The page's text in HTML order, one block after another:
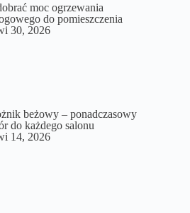
moc ogrzewania
do pomieszczenia
30, 2026
beżowy – ponadczasowy
do każdego salonu
14, 2026